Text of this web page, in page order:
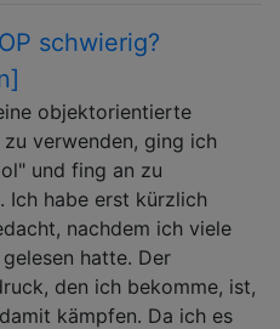
schwierig?
objektorientierte
verwenden, ging ich
und fing an zu
Ich habe erst kürzlich
nachdem ich viele
hatte. Der
den ich bekomme, ist,
kämpfen. Da ich es